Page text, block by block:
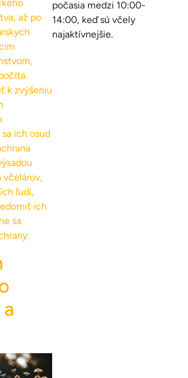
až po
k zvýšeniu
ich osud
včelárov,
ľudí,
ich
sa
počasia medzi 10:00-
14:00, keď sú včely
najaktívnejšie.